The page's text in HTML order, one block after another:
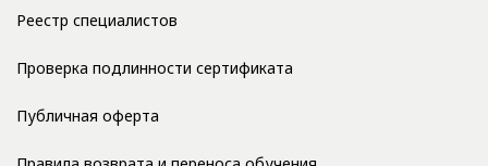
Реестр специалистов
Проверка подлинности сертификата
Публичная оферта